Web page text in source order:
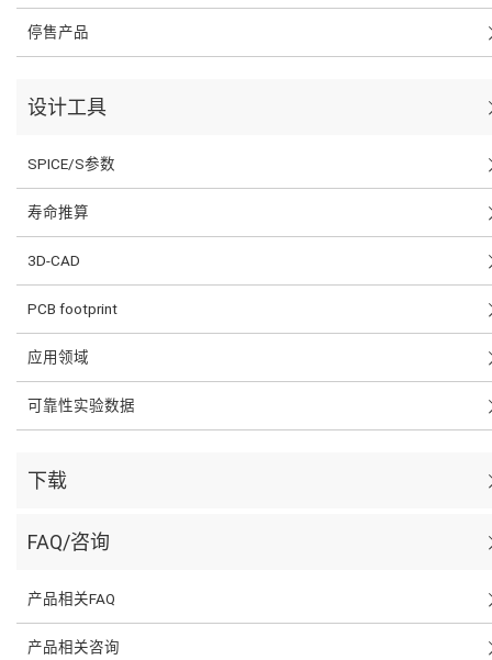
停售产品
设计工具
SPICE/S参数
寿命推算
3D-CAD
PCB footprint
应用领域
可靠性实验数据
下载
FAQ/咨询
产品相关FAQ
产品相关咨询